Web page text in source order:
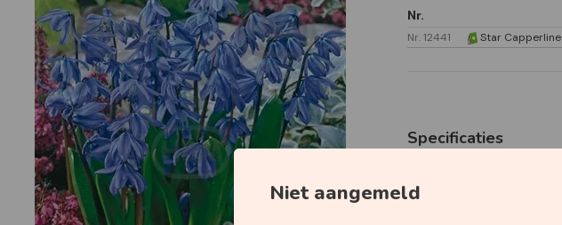
Niet aangemeld
Nr.
Nr. 12441 Star Capperline
Specificaties
Plantdiepte